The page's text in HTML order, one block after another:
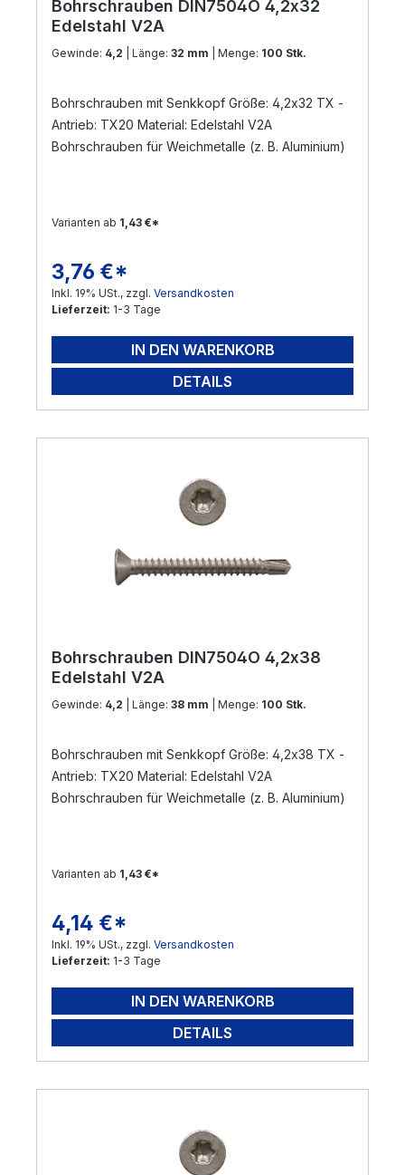
Bohrschrauben DIN7504O 4,2x32
Edelstahl V2A
Gewinde: 4,2 | Länge: 32 mm | Menge: 100 Stk.
Bohrschrauben mit Senkkopf Größe: 4,2x32 TX -
Antrieb: TX20 Material: Edelstahl V2A
Bohrschrauben für Weichmetalle (z. B. Aluminium)
Varianten ab 1,43 €*
Regulärer Preis:
3,76 €*
Inkl. 19% USt., zzgl. Versandkosten
Lieferzeit: 1-3 Tage
IN DEN WARENKORB
DETAILS
Bohrschrauben DIN7504O 4,2x38
Edelstahl V2A
Gewinde: 4,2 | Länge: 38 mm | Menge: 100 Stk.
Bohrschrauben mit Senkkopf Größe: 4,2x38 TX -
Antrieb: TX20 Material: Edelstahl V2A
Bohrschrauben für Weichmetalle (z. B. Aluminium)
Varianten ab 1,43 €*
Regulärer Preis:
4,14 €*
Inkl. 19% USt., zzgl. Versandkosten
Lieferzeit: 1-3 Tage
IN DEN WARENKORB
DETAILS